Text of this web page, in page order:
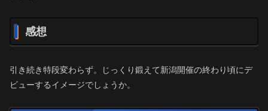
感想
引き続き特段変わらず。じっくり鍛えて新潟開催の終わり頃にデ
ビューするイメージでしょうか。